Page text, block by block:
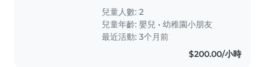
覺 晚上行程跟哥哥一樣 我呢平常都是
我自己顧兩個小朋友 但因為現在我不
太方便有做手術才需要請保母到府服務
哥哥就是一開始不熟悉的人會比較內向
但一下子玩開了就好了 很熱於分享 睡
兒童人數: 2
兒童年齡:嬰兒 •幼稚園小朋友
最近活動: 3个月前
$200.00/小時